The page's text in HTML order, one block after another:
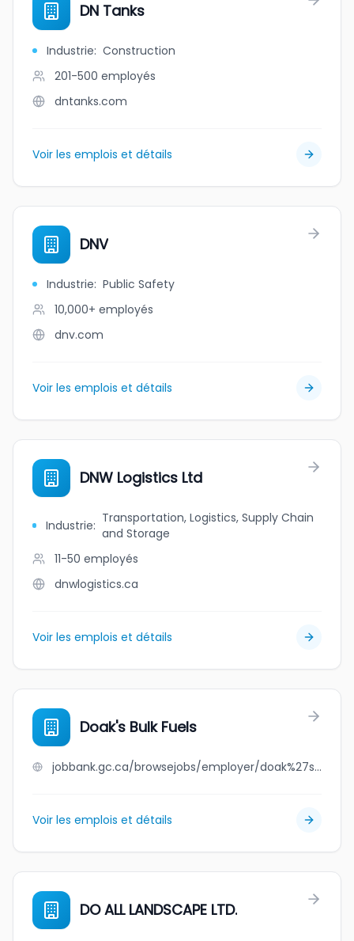
DN Tanks
Industrie: Construction
201-500 employés
dntanks.com
Voir les emplois et détails
DNV
Industrie: Public Safety
10,000+ employés
dnv.com
Voir les emplois et détails
DNW Logistics Ltd
Industrie: Transportation, Logistics, Supply Chain
and Storage
11-50 employés
dnwlogistics.ca
Voir les emplois et détails
Doak's Bulk Fuels
jobbank.gc.ca/browsejobs/employer/doak%27s+bulk+fuels/ca
Voir les emplois et détails
DO ALL LANDSCAPE LTD.